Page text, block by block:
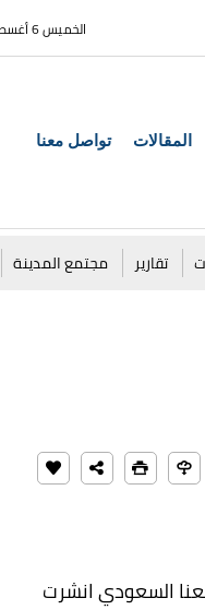
الخميس 6 أغسطس 2026
المقالات تواصل معنا
تقارير مجتمع المدينة
في مجتمعنا السعودي انشرت